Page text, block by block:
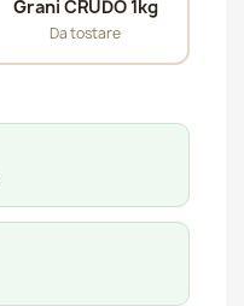
Grani CRUDO 1kg
Da tostare